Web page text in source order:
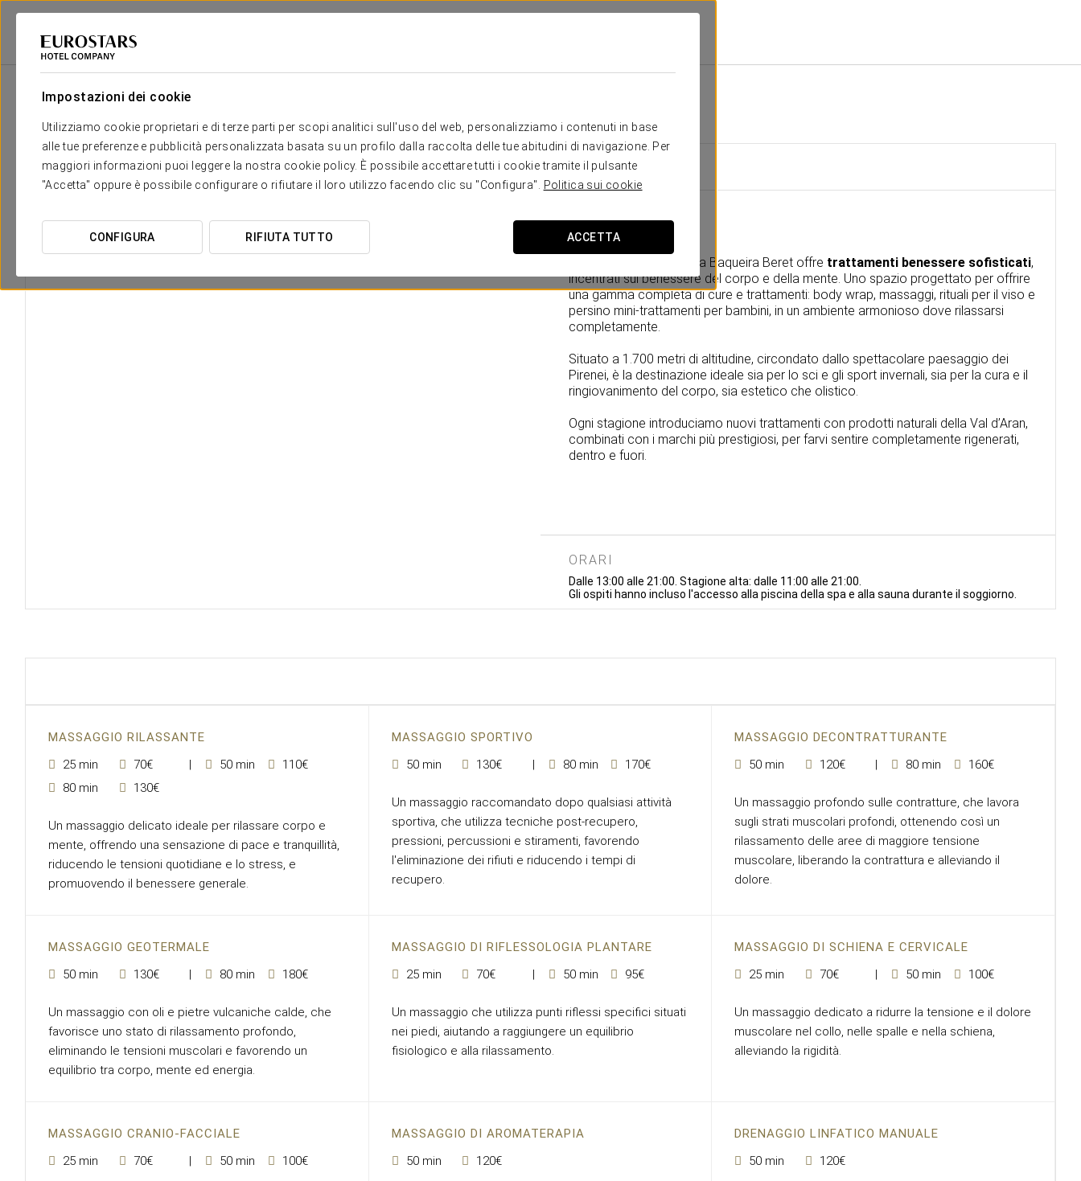
Impostazioni dei cookie
Utilizziamo cookie proprietari e di terze parti per scopi analitici sull'uso del web, personalizziamo i contenuti in base
alle tue preferenze e pubblicità personalizzata basata su un profilo dalla raccolta delle tue abitudini di navigazione. Per
maggiori informazioni puoi leggere la nostra cookie policy. È possibile accettare tutti i cookie tramite il pulsante
"Accetta" oppure è possibile configurare o rifiutare il loro utilizzo facendo clic su "Configura".
Politica sui cookie
CONFIGURA RIFIUTA TUTTO ACCETTA
Eurostars Hotel Company
Occitania spa
Il nostro esclusivo spa a Baqueira Beret offre trattamenti benessere sofisticati,
incentrati sul benessere del corpo e della mente. Uno spazio progettato per offrire
una gamma completa di cure e trattamenti: body wrap, massaggi, rituali per il viso e
persino mini-trattamenti per bambini, in un ambiente armonioso dove rilassarsi
completamente.
Situato a 1.700 metri di altitudine, circondato dallo spettacolare paesaggio dei
Pirenei, è la destinazione ideale sia per lo sci e gli sport invernali, sia per la cura e il
ringiovanimento del corpo, sia estetico che olistico.
Ogni stagione introduciamo nuovi trattamenti con prodotti naturali della Val d’Aran,
combinati con i marchi più prestigiosi, per farvi sentire completamente rigenerati,
dentro e fuori.
ORARI
Dalle 13:00 alle 21:00. Stagione alta: dalle 11:00 alle 21:00.
Gli ospiti hanno incluso l'accesso alla piscina della spa e alla sauna durante il soggiorno.
MASSAGGIO RILASSANTE
25 min
70€ 50 min
110€
80 min
130€
Un massaggio delicato ideale per rilassare corpo e
mente, offrendo una sensazione di pace e tranquillità,
riducendo le tensioni quotidiane e lo stress, e
promuovendo il benessere generale.
MASSAGGIO SPORTIVO
50 min
130€ 80 min 170€
Un massaggio raccomandato dopo qualsiasi attività
sportiva, che utilizza tecniche post-recupero,
pressioni, percussioni e stiramenti, favorendo
l'eliminazione dei rifiuti e riducendo i tempi di
recupero.
MASSAGGIO DECONTRATTURANTE
50 min
120€ 80 min 160€
Un massaggio profondo sulle contratture, che lavora
sugli strati muscolari profondi, ottenendo così un
rilassamento delle aree di maggiore tensione
muscolare, liberando la contrattura e alleviando il
dolore.
MASSAGGIO GEOTERMALE
50 min
130€ 80 min 180€
Un massaggio con oli e pietre vulcaniche calde, che
favorisce uno stato di rilassamento profondo,
eliminando le tensioni muscolari e favorendo un
equilibrio tra corpo, mente ed energia.
MASSAGGIO DI RIFLESSOLOGIA PLANTARE
25 min
70€ 50 min 95€
Un massaggio che utilizza punti riflessi specifici situati
nei piedi, aiutando a raggiungere un equilibrio
fisiologico e alla rilassamento.
MASSAGGIO DI SCHIENA E CERVICALE
25 min
70€ 50 min 100€
Un massaggio dedicato a ridurre la tensione e il dolore
muscolare nel collo, nelle spalle e nella schiena,
alleviando la rigidità.
MASSAGGIO CRANIO-FACCIALE
25 min
70€ 50 min 100€
MASSAGGIO DI AROMATERAPIA
50 min
120€
DRENAGGIO LINFATICO MANUALE
50 min
120€